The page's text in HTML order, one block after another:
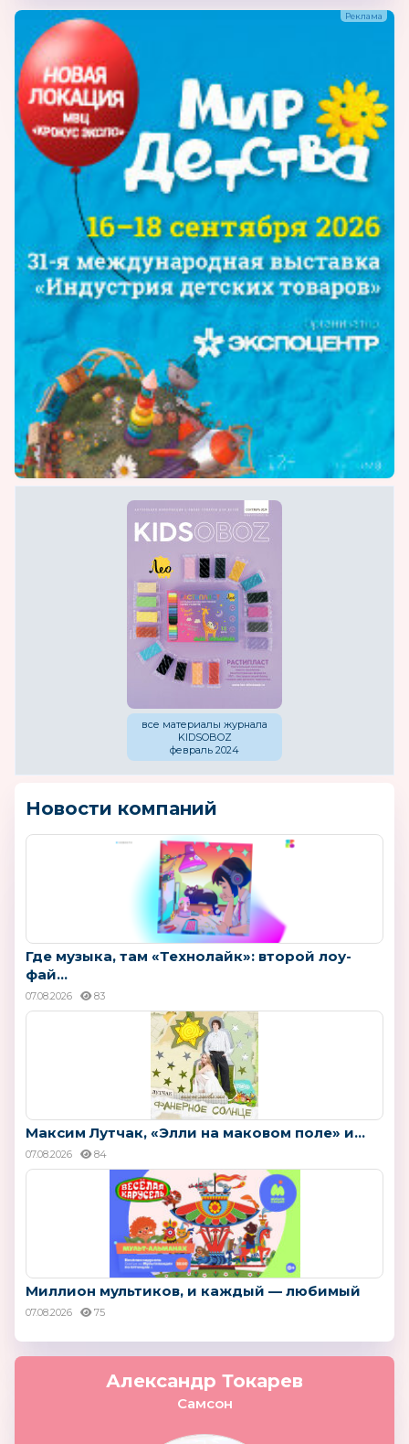
все материалы журнала
KIDSOBOZ
февраль 2024
Новости компаний
Где музыка, там «Технолайк»: второй лоу-
фай...
07.08.2026 83
Максим Лутчак, «Элли на маковом поле» и...
07.08.2026 84
Миллион мультиков, и каждый — любимый
07.08.2026 75
Александр Токарев
Самсон